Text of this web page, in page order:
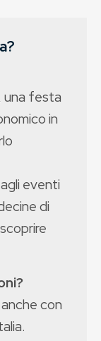
una festa
in
eventi
di
con